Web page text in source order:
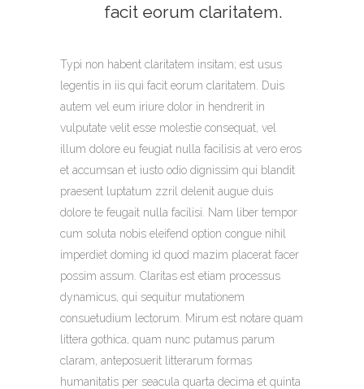
facit eorum claritatem.
Typi non habent claritatem insitam; est usus
legentis in iis qui facit eorum claritatem. Duis
autem vel eum iriure dolor in hendrerit in
vulputate velit esse molestie consequat, vel
illum dolore eu feugiat nulla facilisis at vero eros
et accumsan et iusto odio dignissim qui blandit
praesent luptatum zzril delenit augue duis
dolore te feugait nulla facilisi. Nam liber tempor
cum soluta nobis eleifend option congue nihil
imperdiet doming id quod mazim placerat facer
possim assum. Claritas est etiam processus
dynamicus, qui sequitur mutationem
consuetudium lectorum. Mirum est notare quam
littera gothica, quam nunc putamus parum
claram, anteposuerit litterarum formas
humanitatis per seacula quarta decima et quinta